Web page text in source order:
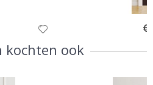
kochten ook